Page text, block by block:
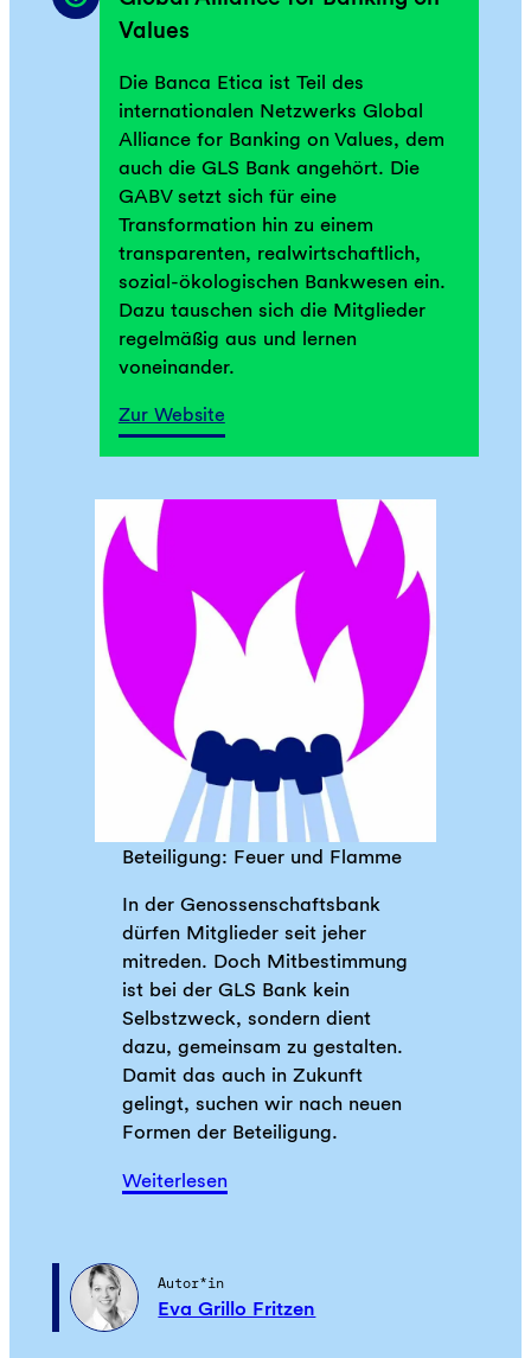
Values
Die Banca Etica ist Teil des
internationalen Netzwerks Global
Alliance for Banking on Values, dem
auch die GLS Bank angehört. Die
GABV setzt sich für eine
Transformation hin zu einem
transparenten, realwirtschaftlich,
sozial-ökologischen Bankwesen ein.
Dazu tauschen sich die Mitglieder
regelmäßig aus und lernen
voneinander.
Zur Website
Beteiligung: Feuer und Flamme
In der Genossenschaftsbank
dürfen Mitglieder seit jeher
mitreden. Doch Mitbestimmung
ist bei der GLS Bank kein
Selbstzweck, sondern dient
dazu, gemeinsam zu gestalten.
Damit das auch in Zukunft
gelingt, suchen wir nach neuen
Formen der Beteiligung.
Weiterlesen
Autor*in
Eva Grillo Fritzen